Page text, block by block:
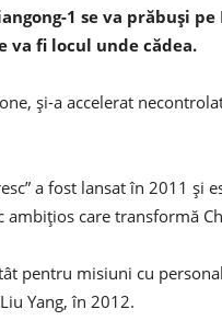
1 se va prăbuși
va fi locul unde cădea.
și-a accelerat
a fost lansat în 2011 și
care transformă
pentru misiuni cu
Yang, în 2012.